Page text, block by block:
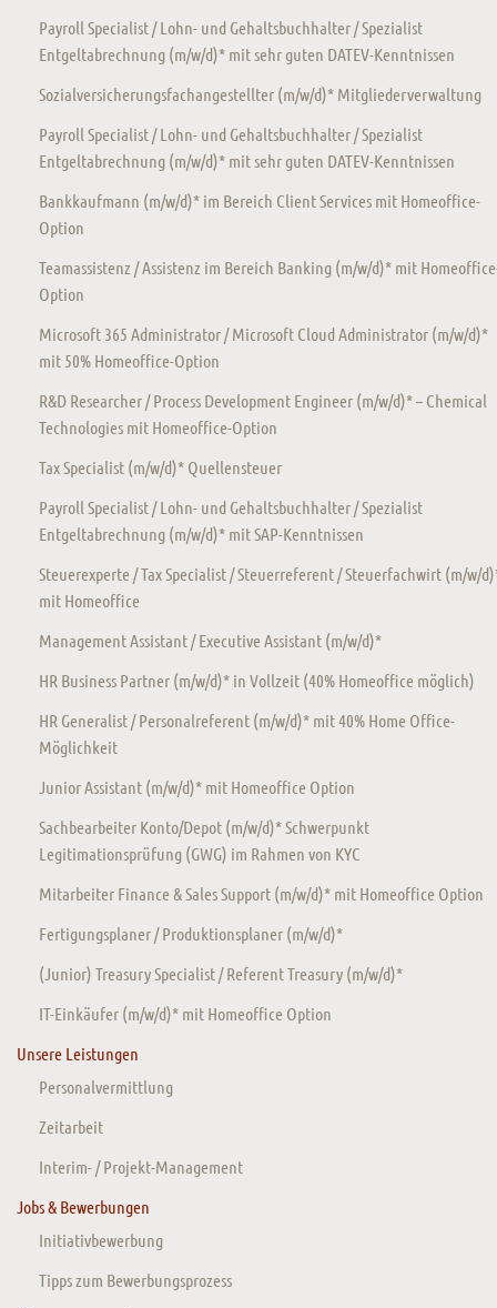
Payroll Specialist / Lohn- und Gehaltsbuchhalter / Spezialist
Entgeltabrechnung (m/w/d)* mit sehr guten DATEV-Kenntnissen
Sozialversicherungsfachangestellter (m/w/d)* Mitgliederverwaltung
Payroll Specialist / Lohn- und Gehaltsbuchhalter / Spezialist
Entgeltabrechnung (m/w/d)* mit sehr guten DATEV-Kenntnissen
Bankkaufmann (m/w/d)* im Bereich Client Services mit Homeoffice-
Option
Teamassistenz / Assistenz im Bereich Banking (m/w/d)* mit
Option
Microsoft 365 Administrator / Microsoft Cloud Administrator (m/w/d)*
mit 50% Homeoffice-Option
R&D Researcher / Process Development Engineer (m/w/d)* – Chemical
Technologies mit Homeoffice-Option
Tax Specialist (m/w/d)* Quellensteuer
Payroll Specialist / Lohn- und Gehaltsbuchhalter / Spezialist
Entgeltabrechnung (m/w/d)* mit SAP-Kenntnissen
Steuerexperte / Tax Specialist / Steuerreferent / Steuerfachwirt (m/w/
mit Homeoffice
Management Assistant / Executive Assistant (m/w/d)*
HR Business Partner (m/w/d)* in Vollzeit (40% Homeoffice möglich)
HR Generalist / Personalreferent (m/w/d)* mit 40% Home Office-
Möglichkeit
Junior Assistant (m/w/d)* mit Homeoffice Option
Sachbearbeiter Konto/Depot (m/w/d)* Schwerpunkt
Legitimationsprüfung (GWG) im Rahmen von KYC
Mitarbeiter Finance & Sales Support (m/w/d)* mit Homeoffice Option
Fertigungsplaner / Produktionsplaner (m/w/d)*
(Junior) Treasury Specialist / Referent Treasury (m/w/d)*
IT-Einkäufer (m/w/d)* mit Homeoffice Option
Unsere Leistungen
Personalvermittlung
Zeitarbeit
Interim- / Projekt-Management
Jobs & Bewerbungen
Initiativbewerbung
Tipps zum Bewerbungsprozess